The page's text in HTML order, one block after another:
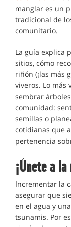
manglar es un
tradicional de
comunitario.
La guía explica
sitios, cómo
riñón (¡las más
viveros. Lo más
sembrar
comunidad:
semillas o
cotidianas que
pertenencia
¡Únete a
Incrementar la
asegurar que
en el agua y
tsunamis. Por